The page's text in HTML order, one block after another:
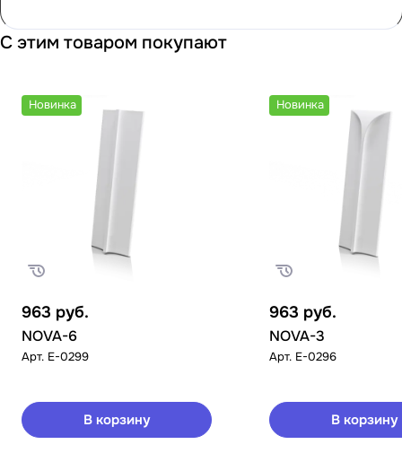
С этим товаром покупают
Новинка
963 руб.
NOVA-6
Арт. E-0299
В корзину
Новинка
963 руб.
NOVA-3
Арт. E-0296
В корзину